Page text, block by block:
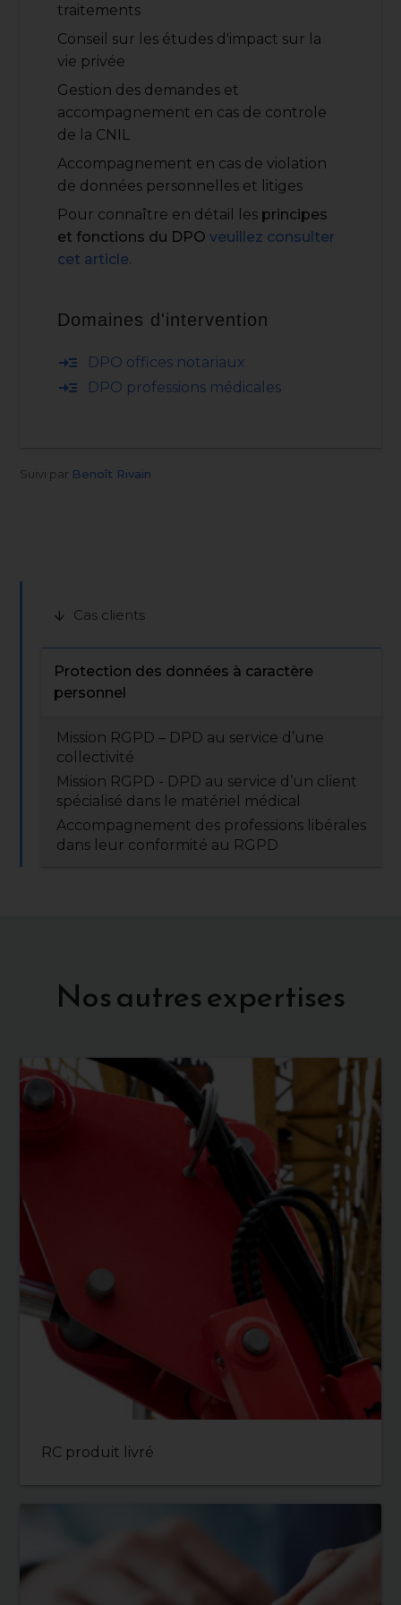
traitements
Conseil sur les études d'impact sur la
vie privée
Gestion des demandes et
accompagnement en cas de controle
de la CNIL
Accompagnement en cas de violation
de données personnelles et litiges
Pour connaître en détail les principes
et fonctions du DPO veuillez consulter
cet article.
Domaines d'intervention
read_more DPO offices notariaux
read_more DPO professions médicales
Suivi par Benoît Rivain
arrow_downward Cas clients
Protection des données à caractère
personnel
Mission RGPD – DPD au service d’une
collectivité
Mission RGPD - DPD au service d’un client
spécialisé dans le matériel médical
Accompagnement des professions libérales
dans leur conformité au RGPD
Nos autres expertises
RC produit livré